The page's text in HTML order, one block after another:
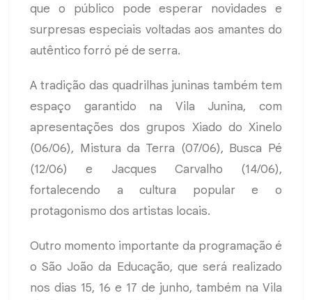
que o público pode esperar novidades e
surpresas especiais voltadas aos amantes do
autêntico forró pé de serra.
A tradição das quadrilhas juninas também tem
espaço garantido na Vila Junina, com
apresentações dos grupos Xiado do Xinelo
(06/06), Mistura da Terra (07/06), Busca Pé
(12/06) e Jacques Carvalho (14/06),
fortalecendo a cultura popular e o
protagonismo dos artistas locais.
Outro momento importante da programação é
o São João da Educação, que será realizado
nos dias 15, 16 e 17 de junho, também na Vila